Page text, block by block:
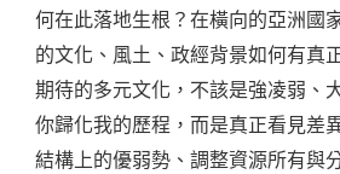
何在此落地生根？在橫向的亞洲國
的文化、風土、政經背景如何有真
期待的多元文化，不該是強凌弱、
你歸化我的歷程，而是真正看見差
結構上的優弱勢、調整資源所有與